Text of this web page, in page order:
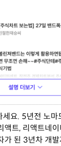
세요. 5년전 노마
액트, 리액트네
가 된 3년차 개